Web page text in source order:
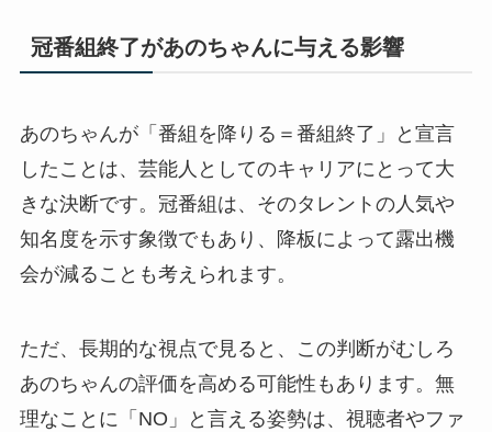
冠番組終了があのちゃんに与える影響
あのちゃんが「番組を降りる＝番組終了」と宣言
したことは、芸能人としてのキャリアにとって大
きな決断です。冠番組は、そのタレントの人気や
知名度を示す象徴でもあり、降板によって露出機
会が減ることも考えられます。
ただ、長期的な視点で見ると、この判断がむしろ
あのちゃんの評価を高める可能性もあります。無
理なことに「NO」と言える姿勢は、視聴者やファ